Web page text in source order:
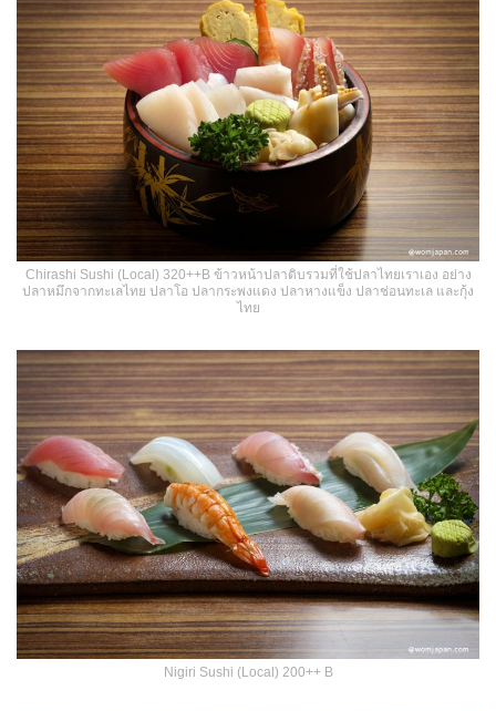
Chirashi Sushi (Local) 320++B ข้าวหน้าปลาดิบรวมที่ใช้ปลาไทยเราเอง อย่าง
ปลาหมึกจากทะเลไทย ปลาโอ ปลากระพงแดง ปลาหางแข็ง ปลาช่อนทะเล และกุ้ง
ไทย
Nigiri Sushi (Local) 200++ B